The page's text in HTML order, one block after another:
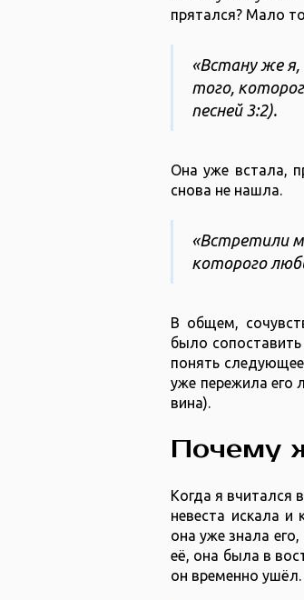
прятался? Мало
«Встану же я,
того,
песней ‭3‬:‭2).
Она уже встала,
снова не нашла.
«Встретили
которого
В общем,
было
понять
уже пережила его
вина).
Почему
Когда я вчитался
невеста искала и
она уже знала
её, она была в
он временно ушёл.